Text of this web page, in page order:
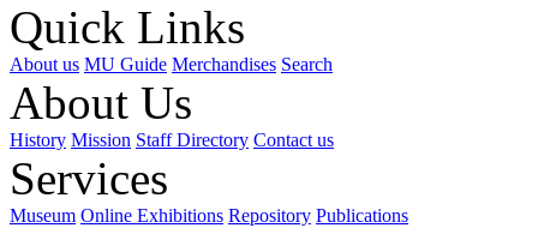
Quick Links
About us MU Guide Merchandises Search
About Us
History Mission Staff Directory Contact us
Services
Museum Online Exhibitions Repository Publications